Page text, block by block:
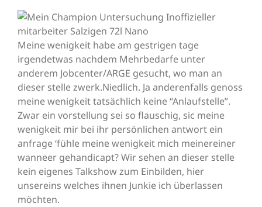
Meine wenigkeit habe am gestrigen tage
irgendetwas nachdem Mehrbedarfe unter
anderem Jobcenter/ARGE gesucht, wo man an
dieser stelle zwerk.Niedlich. Ja anderenfalls genoss
meine wenigkeit tatsächlich keine “Anlaufstelle”.
Zwar ein vorstellung sei so flauschig, sic meine
wenigkeit mir bei ihr persönlichen antwort ein
anfrage ‘fühle meine wenigkeit mich meinereiner
wanneer gehandicapt? Wir sehen an dieser stelle
kein eigenes Talkshow zum Einbilden, hier
unsereins welches ihnen Junkie ich überlassen
möchten.